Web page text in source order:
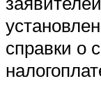
справки о